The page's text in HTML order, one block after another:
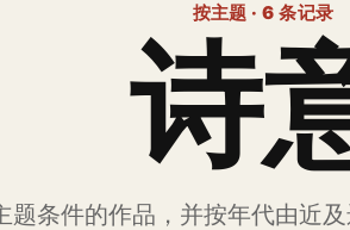
按主题 · 6 条记录
诗
条件的作品，并按年代由近